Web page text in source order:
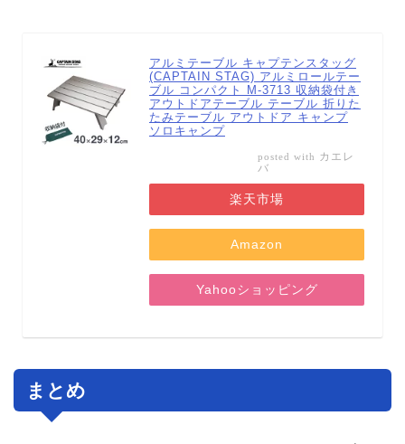
アルミテーブル キャプテンスタッグ
(CAPTAIN STAG) アルミロールテー
ブル コンパクト M-3713 収納袋付き
アウトドアテーブル テーブル 折りた
たみテーブル アウトドア キャンプ
ソロキャンプ
posted with カエレ
バ
楽天市場
Amazon
Yahooショッピング
まとめ